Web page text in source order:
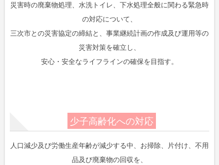
災害時の廃棄物処理、水洗トイレ、下水処理全般に関わる緊急時
の対応について、
三次市との災害協定の締結と、事業継続計画の作成及び運用等の
災害対策を確立し、
安心・安全なライフラインの確保を目指す。
少子高齢化への対応
人口減少及び労働生産年齢が減少する中、お掃除、片付け、不用
品及び廃棄物の回収を、